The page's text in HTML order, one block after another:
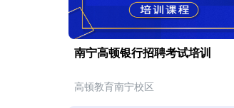
南宁高顿银行招聘考试培训
高顿教育南宁校区